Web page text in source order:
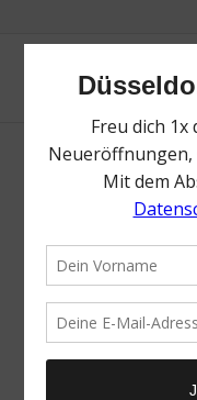
World Unseen